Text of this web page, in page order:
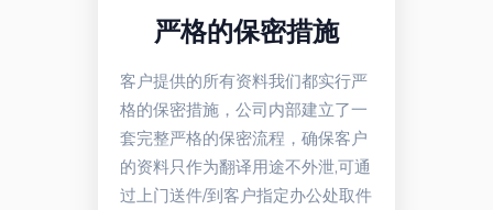
严格的保密措施
客户提供的所有资料我们都实行严
格的保密措施，公司内部建立了一
套完整严格的保密流程，确保客户
的资料只作为翻译用途不外泄,可通
过上门送件/到客户指定办公处取件